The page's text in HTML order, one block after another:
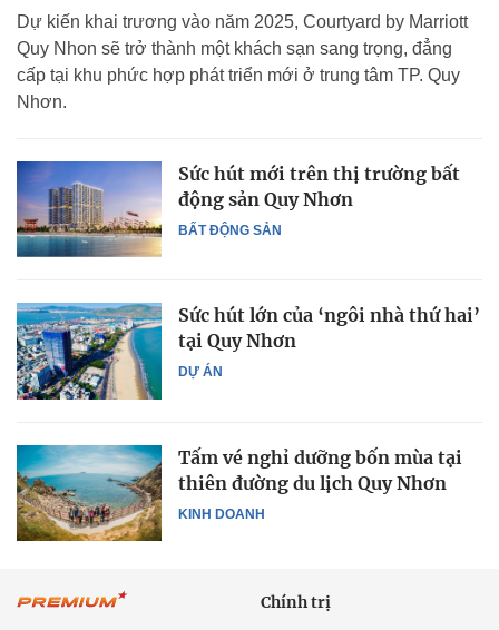
Dự kiến khai trương vào năm 2025, Courtyard by Marriott
Quy Nhon sẽ trở thành một khách sạn sang trọng, đẳng
cấp tại khu phức hợp phát triển mới ở trung tâm TP. Quy
Nhơn.
BẤT ĐỘNG SẢN
Sức hút mới trên thị trường bất
động sản Quy Nhơn
DỰ ÁN
Sức hút lớn của ‘ngôi nhà thứ hai’
tại Quy Nhơn
KINH DOANH
Tấm vé nghỉ dưỡng bốn mùa tại
thiên đường du lịch Quy Nhơn
Chính trị